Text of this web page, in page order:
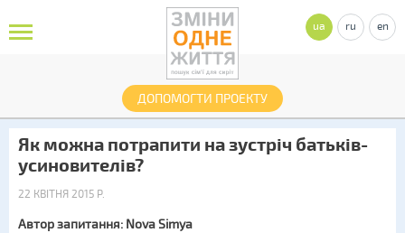
ДОПОМОГТИ ПРОЕКТУ
ua ru en
Як можна потрапити на зустріч батьків-
усиновителів?
22 КВІТНЯ 2015 Р.
Автор запитання: Nova Simya